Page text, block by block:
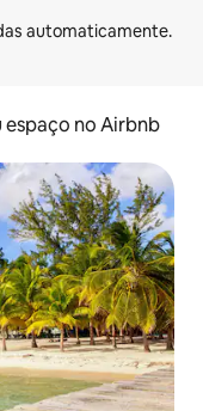
espaço no Airbnb